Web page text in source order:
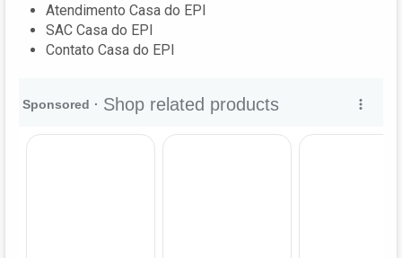
Atendimento Casa do EPI
SAC Casa do EPI
Contato Casa do EPI